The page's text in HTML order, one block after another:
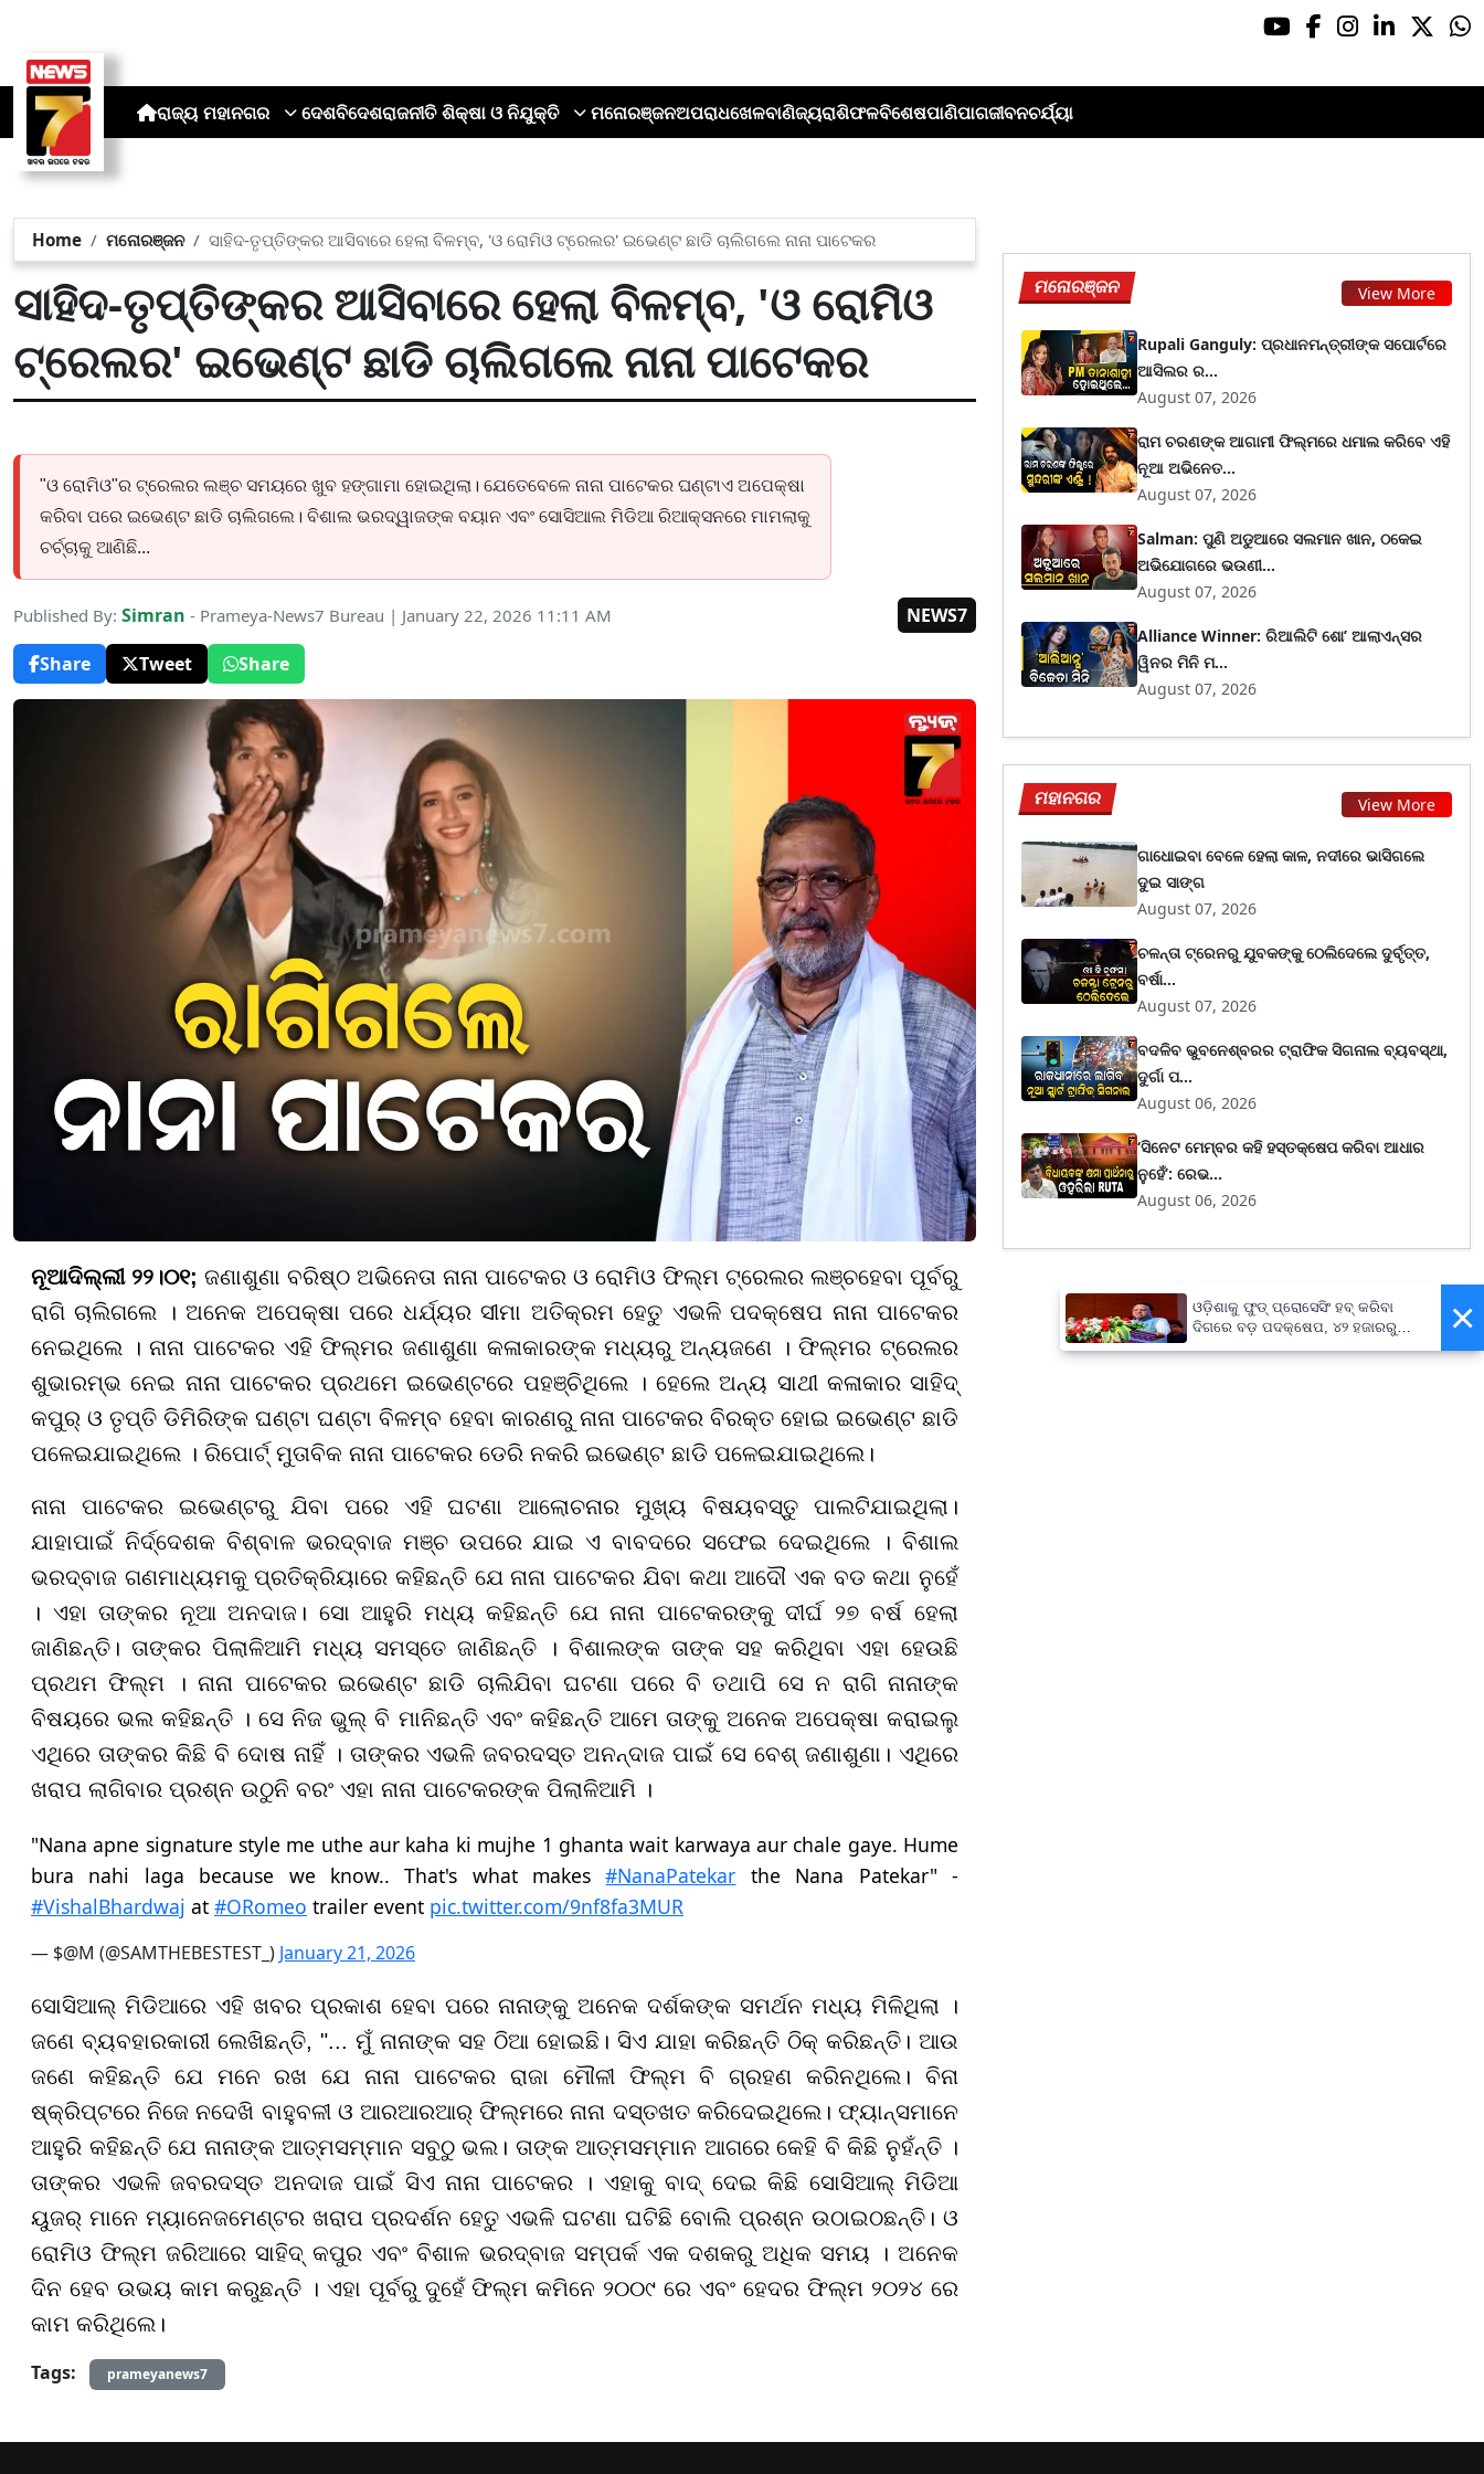
ରାଜ୍ୟ ମହାନଗର ଦେଶବିଦେଶରାଜନୀତି ଶିକ୍ଷା ଓ ନିଯୁକ୍ତି ମନୋରଞ୍ଜନଅପରାଧଖେଳବାଣିଜ୍ୟରାଶିଫଳବିଶେଷପାଣିପାଗଜୀବନଚର୍ଯ୍ୟା
Home ମନୋରଞ୍ଜନ ସାହିଦ-ତୃପ୍ତିଙ୍କର ଆସିବାରେ ହେଲା ବିଳମ୍ବ, 'ଓ ରୋମିଓ ଟ୍ରେଲର' ଇଭେଣ୍ଟ ଛାଡି ଚାଲିଗଲେ ନାନା ପାଟେକର
ସାହିଦ-ତୃପ୍ତିଙ୍କର ଆସିବାରେ ହେଲା ବିଳମ୍ବ, 'ଓ ରୋମିଓ
ଟ୍ରେଲର' ଇଭେଣ୍ଟ ଛାଡି ଚାଲିଗଲେ ନାନା ପାଟେକର
"ଓ ରୋମିଓ"ର ଟ୍ରେଲର ଲଞ୍ଚ ସମୟରେ ଖୁବ ହଙ୍ଗାମା ହୋଇଥିଲା। ଯେତେବେଳେ ନାନା ପାଟେକର ଘଣ୍ଟାଏ ଅପେକ୍ଷା
କରିବା ପରେ ଇଭେଣ୍ଟ ଛାଡି ଚାଲିଗଲେ। ବିଶାଲ ଭରଦ୍ୱାଜଙ୍କ ବୟାନ ଏବଂ ସୋସିଆଲ ମିଡିଆ ରିଆକ୍ସନରେ ମାମଲାକୁ
ଚର୍ଚ୍ଚାକୁ ଆଣିଛି...
Published By: Simran - Prameya-News7 Bureau | January 22, 2026 11:11 AM
NEWS7
Share
Tweet Share
ନୂଆଦିଲ୍ଲୀ ୨୨।୦୧; ଜଣାଶୁଣା ବରିଷ୍ଠ ଅଭିନେତା ନାନା ପାଟେକର ଓ ରୋମିଓ ଫିଲ୍ମ ଟ୍ରେଲର ଲଞ୍ଚହେବା ପୂର୍ବରୁ
ରାଗି ଚାଲିଗଲେ । ଅନେକ ଅପେକ୍ଷା ପରେ ଧର୍ଯ୍ୟର ସୀମା ଅତିକ୍ରମ ହେତୁ ଏଭଳି ପଦକ୍ଷେପ ନାନା ପାଟେକର
ନେଇଥିଲେ । ନାନା ପାଟେକର ଏହି ଫିଲ୍ମର ଜଣାଶୁଣା କଳାକାରଙ୍କ ମଧ୍ୟରୁ ଅନ୍ୟଜଣେ । ଫିଲ୍ମର ଟ୍ରେଲର
ଶୁଭାରମ୍ଭ ନେଇ ନାନା ପାଟେକର ପ୍ରଥମେ ଇଭେଣ୍ଟରେ ପହଞ୍ଚିଥିଲେ । ହେଲେ ଅନ୍ୟ ସାଥୀ କଳାକାର ସାହିଦ୍
କପୁର୍ ଓ ତୃପ୍ତି ଡିମିରିଙ୍କ ଘଣ୍ଟା ଘଣ୍ଟା ବିଳମ୍ବ ହେବା କାରଣରୁ ନାନା ପାଟେକର ବିରକ୍ତ ହୋଇ ଇଭେଣ୍ଟ ଛାଡି
ପଳେଇଯାଇଥିଲେ । ରିପୋର୍ଟ୍ ମୁତାବିକ ନାନା ପାଟେକର ଡେରି ନକରି ଇଭେଣ୍ଟ ଛାଡି ପଳେଇଯାଇଥିଲେ।
ନାନା ପାଟେକର ଇଭେଣ୍ଟରୁ ଯିବା ପରେ ଏହି ଘଟଣା ଆଲୋଚନାର ମୁଖ୍ୟ ବିଷୟବସ୍ତୁ ପାଲଟିଯାଇଥିଲା।
ଯାହାପାଇଁ ନିର୍ଦ୍ଦେଶକ ବିଶ୍ବାଳ ଭରଦ୍ବାଜ ମଞ୍ଚ ଉପରେ ଯାଇ ଏ ବାବଦରେ ସଫେଇ ଦେଇଥିଲେ । ବିଶାଲ
ଭରଦ୍ବାଜ ଗଣମାଧ୍ୟମକୁ ପ୍ରତିକ୍ରିୟାରେ କହିଛନ୍ତି ଯେ ନାନା ପାଟେକର ଯିବା କଥା ଆଦୌ ଏକ ବଡ କଥା ନୁହେଁ
। ଏହା ତାଙ୍କର ନୂଆ ଅନଦାଜ। ସୋ ଆହୁରି ମଧ୍ୟ କହିଛନ୍ତି ଯେ ନାନା ପାଟେକରଙ୍କୁ ଦୀର୍ଘ ୨୭ ବର୍ଷ ହେଲା
ଜାଣିଛନ୍ତି। ତାଙ୍କର ପିଲାଳିଆମି ମଧ୍ୟ ସମସ୍ତେ ଜାଣିଛନ୍ତି । ବିଶାଲଙ୍କ ତାଙ୍କ ସହ କରିଥିବା ଏହା ହେଉଛି
ପ୍ରଥମ ଫିଲ୍ମ । ନାନା ପାଟେକର ଇଭେଣ୍ଟ ଛାଡି ଚାଲିଯିବା ଘଟଣା ପରେ ବି ତଥାପି ସେ ନ ରାଗି ନାନାଙ୍କ
ବିଷୟରେ ଭଲ କହିଛନ୍ତି । ସେ ନିଜ ଭୁଲ୍ ବି ମାନିଛନ୍ତି ଏବଂ କହିଛନ୍ତି ଆମେ ତାଙ୍କୁ ଅନେକ ଅପେକ୍ଷା କରାଇଲୁ
ଏଥିରେ ତାଙ୍କର କିଛି ବି ଦୋଷ ନାହିଁ । ତାଙ୍କର ଏଭଳି ଜବରଦସ୍ତ ଅନନ୍ଦାଜ ପାଇଁ ସେ ବେଶ୍ ଜଣାଶୁଣା। ଏଥିରେ
ଖରାପ ଲାଗିବାର ପ୍ରଶ୍ନ ଉଠୁନି ବରଂ ଏହା ନାନା ପାଟେକରଙ୍କ ପିଲାଳିଆମି ।
"Nana apne signature style me uthe aur kaha ki mujhe 1 ghanta wait karwaya aur chale gaye. Hume
bura nahi laga because we know.. That's what makes#NanaPatekar the Nana Patekar" -
#VishalBhardwaj at #ORomeo trailer event pic.twitter.com/9nf8fa3MUR
— $@M (@SAMTHEBESTEST_) January 21, 2026
ସୋସିଆଲ୍ ମିଡିଆରେ ଏହି ଖବର ପ୍ରକାଶ ହେବା ପରେ ନାନାଙ୍କୁ ଅନେକ ଦର୍ଶକଙ୍କ ସମର୍ଥନ ମଧ୍ୟ ମିଳିଥିଲା ।
ଜଣେ ବ୍ୟବହାରକାରୀ ଲେଖିଛନ୍ତି, "... ମୁଁ ନାନାଙ୍କ ସହ ଠିଆ ହୋଇଛି। ସିଏ ଯାହା କରିଛନ୍ତି ଠିକ୍ କରିଛନ୍ତି। ଆଉ
ଜଣେ କହିଛନ୍ତି ଯେ ମନେ ରଖ ଯେ ନାନା ପାଟେକର ରାଜା ମୌଳୀ ଫିଲ୍ମ ବି ଗ୍ରହଣ କରିନଥିଲେ। ବିନା
ଷ୍କ୍ରିପ୍ଟରେ ନିଜେ ନଦେଖି ବାହୁବଳୀ ଓ ଆରଆରଆର୍ ଫିଲ୍ମରେ ନାନା ଦସ୍ତଖତ କରିଦେଇଥିଲେ। ଫ୍ୟାନ୍ସମାନେ
ଆହୁରି କହିଛନ୍ତି ଯେ ନାନାଙ୍କ ଆତ୍ମସମ୍ମାନ ସବୁଠୁ ଭଲ। ତାଙ୍କ ଆତ୍ମସମ୍ମାନ ଆଗରେ କେହି ବି କିଛି ନୁହଁନ୍ତି ।
ତାଙ୍କର ଏଭଳି ଜବରଦସ୍ତ ଅନଦାଜ ପାଇଁ ସିଏ ନାନା ପାଟେକର । ଏହାକୁ ବାଦ୍ ଦେଇ କିଛି ସୋସିଆଲ୍ ମିଡିଆ
ୟୁଜର୍ ମାନେ ମ୍ୟାନେଜମେଣ୍ଟର ଖରାପ ପ୍ରଦର୍ଶନ ହେତୁ ଏଭଳି ଘଟଣା ଘଟିଛି ବୋଲି ପ୍ରଶ୍ନ ଉଠାଇଠଛନ୍ତି। ଓ
ରୋମିଓ ଫିଲ୍ମ ଜରିଆରେ ସାହିଦ୍ କପୁର ଏବଂ ବିଶାଳ ଭରଦ୍ବାଜ ସମ୍ପର୍କ ଏକ ଦଶକରୁ ଅଧିକ ସମୟ । ଅନେକ
ଦିନ ହେବ ଉଭୟ କାମ କରୁଛନ୍ତି । ଏହା ପୂର୍ବରୁ ଦୁହେଁ ଫିଲ୍ମ କମିନେ ୨୦୦୯ ରେ ଏବଂ ହେଦର ଫିଲ୍ମ ୨୦୨୪ ରେ
କାମ କରିଥିଲେ।
Tags:
prameyanews7
ମନୋରଞ୍ଜନ View More
Rupali Ganguly: ପ୍ରଧାନମନ୍ତ୍ରୀଙ୍କ ସପୋର୍ଟରେ
ଆସିଲର ର...
August 07, 2026
ରାମ ଚରଣଙ୍କ ଆଗାମୀ ଫିଲ୍ମରେ ଧମାଲ କରିବେ ଏହି
ନୂଆ ଅଭିନେତ...
August 07, 2026
Salman: ପୁଣି ଅଡୁଆରେ ସଲମାନ ଖାନ, ଠକେଇ
ଅଭିଯୋଗରେ ଭଉଣୀ...
August 07, 2026
Alliance Winner: ରିଆଲିଟି ଶୋ’ ଆଲାଏନ୍ସର
ୱିନର ମିନି ମ...
August 07, 2026
ମହାନଗର View More
ଗାଧୋଇବା ବେଳେ ହେଲା କାଳ, ନଦୀରେ ଭାସିଗଲେ
ଦୁଇ ସାଙ୍ଗ
August 07, 2026
ଚଳନ୍ତା ଟ୍ରେନରୁ ଯୁବକଙ୍କୁ ଠେଲିଦେଲେ ଦୁର୍ବୃତ୍ତ,
ବର୍ଷା...
August 07, 2026
ବଦଳିବ ଭୁବନେଶ୍ବରର ଟ୍ରାଫିକ ସିଗନାଲ ବ୍ୟବସ୍ଥା,
ଦୁର୍ଗା ପ...
August 06, 2026
‘ସିନେଟ ମେମ୍ବର କହି ହସ୍ତକ୍ଷେପ କରିବା ଆଧାର
ନୁହେଁ’: ରେଭ...
August 06, 2026
×
ଓଡ଼ିଶାକୁ ଫୁଡ୍ ପ୍ରୋସେସିଂ ହବ୍ କରିବା
ଦିଗରେ ବଡ଼ ପଦକ୍ଷେପ, ୪୨ ହଜାରରୁ
ଅଧିକ ନିଯୁକ୍ତି ସୁଯୋଗ